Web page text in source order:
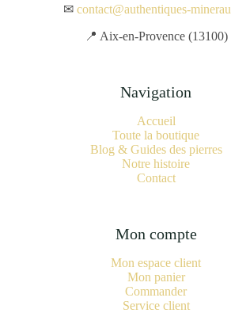
✉contact@authentiques-
📍 Aix-en-Provence (13100)
Navigation
Accueil
Toute la boutique
Blog & Guides des pierres
Notre histoire
Contact
Mon compte
Mon espace client
Mon panier
Commander
Service client